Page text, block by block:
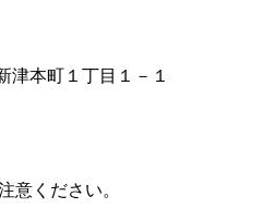
本町１丁目１－１
意ください。